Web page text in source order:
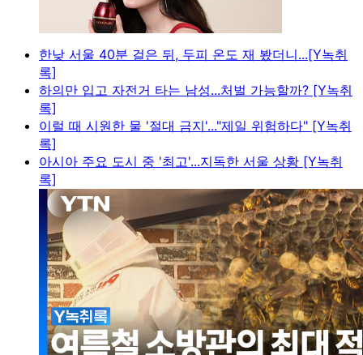
한낮 서울 40분 걸은 뒤, 두피 온도 재 봤더니...[Y녹취
록]
하의만 입고 자전거 타는 남성...처벌 가능할까? [Y녹취
록]
이럴 때 시원한 물 '절대 금지'..."제일 위험하다" [Y녹취
록]
아시아 주요 도시 중 '최고'...지독한 서울 상황 [Y녹취
록]